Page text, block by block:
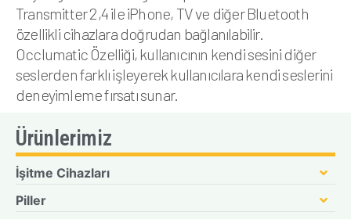
Transmitter 2,4 ile iPhone, TV ve diğer Bluetooth
özellikli cihazlara doğrudan bağlanılabilir.
Occlumatic Özelliği, kullanıcının kendi sesini diğer
seslerden farklı işleyerek kullanıcılara kendi seslerini
deneyimleme fırsatı sunar.
Ürünlerimiz
İşitme Cihazları
Piller